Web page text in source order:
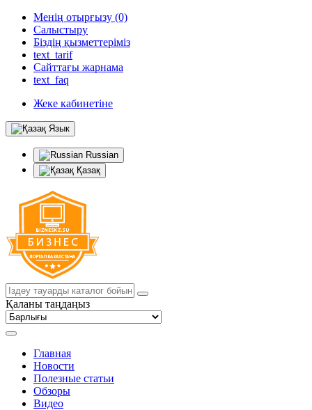
Менің отырғызу (0)
Салыстыру
Біздің қызметтеріміз
text_tarif
Сайттағы жарнама
text_faq
Жеке кабинетіне
Язык
Russian
Қазақ
Қаланы таңдаңыз
Главная
Новости
Полезные статьи
Обзоры
Видео